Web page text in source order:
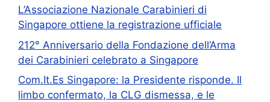
L’Associazione Nazionale Carabinieri di
Singapore ottiene la registrazione ufficiale
212° Anniversario della Fondazione dell’Arma
dei Carabinieri celebrato a Singapore
Com.It.Es Singapore: la Presidente risponde. Il
limbo confermato, la CLG dismessa, e le